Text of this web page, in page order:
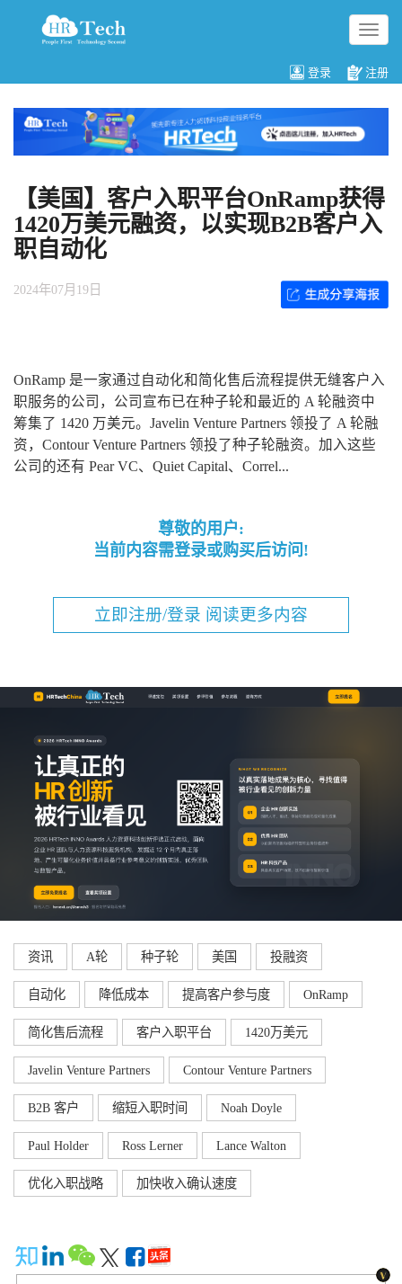
切
换
航
登录 注册
【美国】客户入职平台OnRamp获得
1420万美元融资，以实现B2B客户入
职自动化
2024年07月19日
OnRamp 是一家通过自动化和简化售后流程提供无缝客户入
职服务的公司，公司宣布已在种子轮和最近的 A 轮融资中
筹集了 1420 万美元。Javelin Venture Partners 领投了 A 轮融
资，Contour Venture Partners 领投了种子轮融资。加入这些
公司的还有 Pear VC、Quiet Capital、Correl...
尊敬的用户:
当前内容需登录或购买后访问!
立即注册/登录 阅读更多内容
资讯 A轮 种子轮 美国 投融资
自动化 降低成本 提高客户参与度 OnRamp
简化售后流程 客户入职平台 1420万美元
Javelin Venture Partners Contour Venture Partners
B2B 客户 缩短入职时间 Noah Doyle
Paul Holder Ross Lerner Lance Walton
优化入职战略 加快收入确认速度